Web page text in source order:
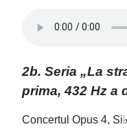
2b. Seria „La
prima, 432 Hz a
Concertul Opus 4,